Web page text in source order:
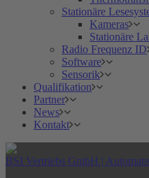
Stationäre
Kameras
Stationäre
Radio Frequenz ID
Software
Sensorik
Qualifikation
Partner
News
Kontakt
BSI Vertriebs GmbH |